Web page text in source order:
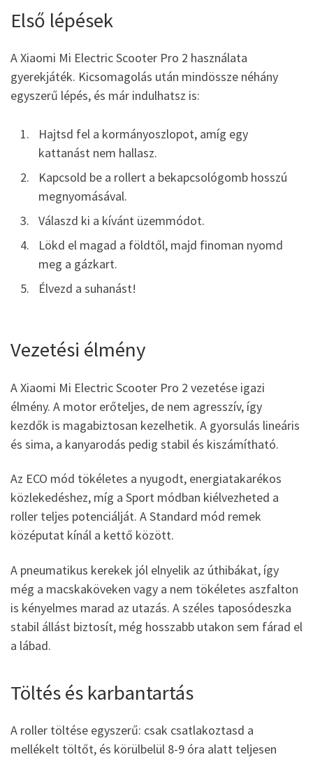
Első lépések
A Xiaomi Mi Electric Scooter Pro 2 használata
gyerekjáték. Kicsomagolás után mindössze néhány
egyszerű lépés, és már indulhatsz is:
Hajtsd fel a kormányoszlopot, amíg egy
kattanást nem hallasz.
Kapcsold be a rollert a bekapcsológomb hosszú
megnyomásával.
Válaszd ki a kívánt üzemmódot.
Lökd el magad a földtől, majd finoman nyomd
meg a gázkart.
Élvezd a suhanást!
Vezetési élmény
A Xiaomi Mi Electric Scooter Pro 2 vezetése igazi
élmény. A motor erőteljes, de nem agresszív, így
kezdők is magabiztosan kezelhetik. A gyorsulás lineáris
és sima, a kanyarodás pedig stabil és kiszámítható.
Az ECO mód tökéletes a nyugodt, energiatakarékos
közlekedéshez, míg a Sport módban kiélvezheted a
roller teljes potenciálját. A Standard mód remek
középutat kínál a kettő között.
A pneumatikus kerekek jól elnyelik az úthibákat, így
még a macskaköveken vagy a nem tökéletes aszfalton
is kényelmes marad az utazás. A széles taposódeszka
stabil állást biztosít, még hosszabb utakon sem fárad el
a lábad.
Töltés és karbantartás
A roller töltése egyszerű: csak csatlakoztasd a
mellékelt töltőt, és körülbelül 8-9 óra alatt teljesen